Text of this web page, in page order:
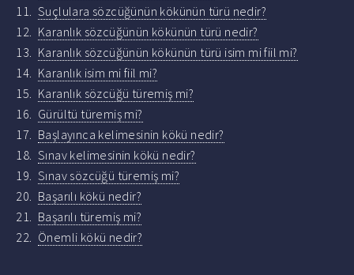
Suçlulara sözcüğünün kökünün türü nedir?
Karanlık sözcüğünün kökünün türü nedir?
Karanlık sözcüğünün kökünün türü isim mi fiil mi?
Karanlık isim mi fiil mi?
Karanlık sözcüğü türemiş mi?
Gürültü türemiş mi?
Başlayınca kelimesinin kökü nedir?
Sınav kelimesinin kökü nedir?
Sınav sözcüğü türemiş mi?
Başarılı kökü nedir?
Başarılı türemiş mi?
Önemli kökü nedir?